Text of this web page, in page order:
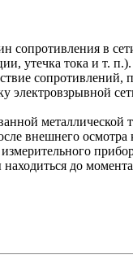
сопротивления в
утечка тока и т. п.).
сопротивлений,
электровзрывной
внешнего
до